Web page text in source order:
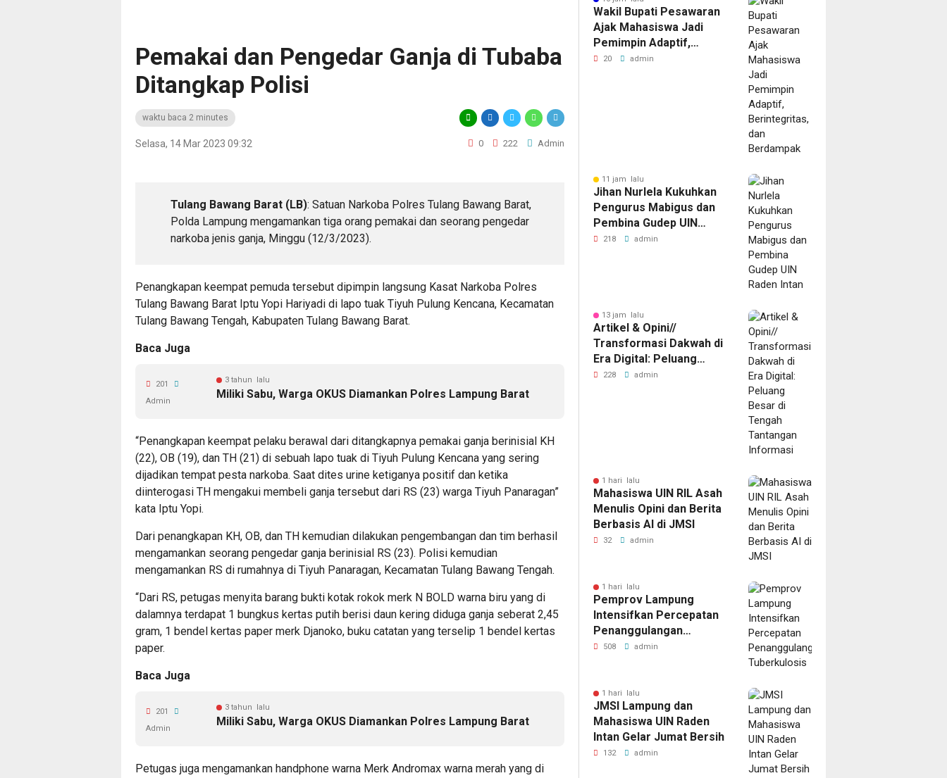
Pemakai dan Pengedar Ganja di Tubaba
Ditangkap Polisi
waktu baca 2 minutes
Selasa, 14 Mar 2023 09:32 0 222 Admin
Tulang Bawang Barat (LB): Satuan Narkoba Polres Tulang Bawang Barat,
Polda Lampung mengamankan tiga orang pemakai dan seorang pengedar
narkoba jenis ganja, Minggu (12/3/2023).
Penangkapan keempat pemuda tersebut dipimpin langsung Kasat Narkoba Polres
Tulang Bawang Barat Iptu Yopi Hariyadi di lapo tuak Tiyuh Pulung Kencana, Kecamatan
Tulang Bawang Tengah, Kabupaten Tulang Bawang Barat.
Baca Juga
3 tahun lalu
Miliki Sabu, Warga OKUS Diamankan Polres Lampung Barat
201
Admin
“Penangkapan keempat pelaku berawal dari ditangkapnya pemakai ganja berinisial KH
(22), OB (19), dan TH (21) di sebuah lapo tuak di Tiyuh Pulung Kencana yang sering
dijadikan tempat pesta narkoba. Saat dites urine ketiganya positif dan ketika
diinterogasi TH mengakui membeli ganja tersebut dari RS (23) warga Tiyuh Panaragan”
kata Iptu Yopi.
Dari penangkapan KH, OB, dan TH kemudian dilakukan pengembangan dan tim berhasil
mengamankan seorang pengedar ganja berinisial RS (23). Polisi kemudian
mengamankan RS di rumahnya di Tiyuh Panaragan, Kecamatan Tulang Bawang Tengah.
“Dari RS, petugas menyita barang bukti kotak rokok merk N BOLD warna biru yang di
dalamnya terdapat 1 bungkus kertas putih berisi daun kering diduga ganja seberat 2,45
gram, 1 bendel kertas paper merk Djanoko, buku catatan yang terselip 1 bendel kertas
paper.
Baca Juga
3 tahun lalu
Miliki Sabu, Warga OKUS Diamankan Polres Lampung Barat
201
Admin
Petugas juga mengamankan handphone warna Merk Andromax warna merah yang di
Wakil Bupati Pesawaran
Ajak Mahasiswa Jadi
Pemimpin Adaptif,
Berintegritas, dan
20 admin
11 jam lalu
Jihan Nurlela Kukuhkan
Pengurus Mabigus dan
Pembina Gudep UIN
Raden Intan
218 admin
13 jam lalu
Artikel & Opini//
Transformasi Dakwah di
Era Digital: Peluang
Besar di Tengah
228 admin
1 hari lalu
Mahasiswa UIN RIL Asah
Menulis Opini dan Berita
Berbasis AI di JMSI
32 admin
1 hari lalu
Pemprov Lampung
Intensifkan Percepatan
Penanggulangan
Tuberkulosis
508 admin
1 hari lalu
JMSI Lampung dan
Mahasiswa UIN Raden
Intan Gelar Jumat Bersih
132 admin